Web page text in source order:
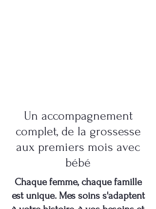
Un accompagnement
complet, de la grossesse
aux premiers mois avec
bébé
Chaque femme, chaque famille
est unique. Mes soins s'adaptent